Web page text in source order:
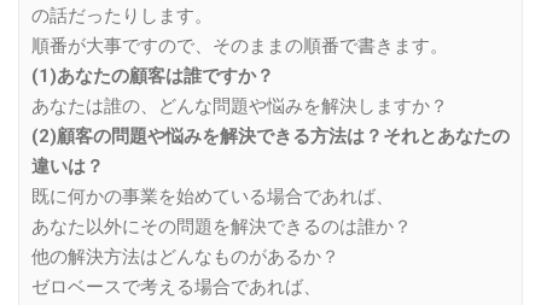
の話だったりします。
順番が大事ですので、そのままの順番で書きます。
(1)あなたの顧客は誰ですか？
あなたは誰の、どんな問題や悩みを解決しますか？
(2)顧客の問題や悩みを解決できる方法は？それとあなたの
違いは？
既に何かの事業を始めている場合であれば、
あなた以外にその問題を解決できるのは誰か？
他の解決方法はどんなものがあるか？
ゼロベースで考える場合であれば、